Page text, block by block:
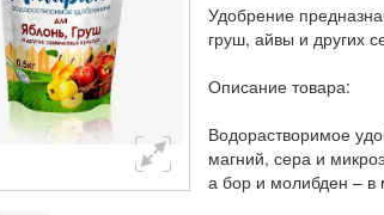
Удобрение
груш, айвы и других
Описание товара:
Водорастворимое
магний, сера и
а бор и молибден – в